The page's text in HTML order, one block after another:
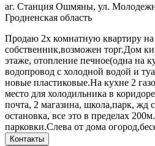
аг. Станция Ошмяны, ул.
Гродненская область
Продаю 2х комнатную квартиру
собственник,возможен торг.Дом
этаже, отопление печное(одна на
водопровод с холодной водой и
новые пластиковые.На кухне 2
место для холодильника в
почта, 2 магазина, школа,парк, жд
остановка, все это в пределах
парковки.Слева от дома
Контакты